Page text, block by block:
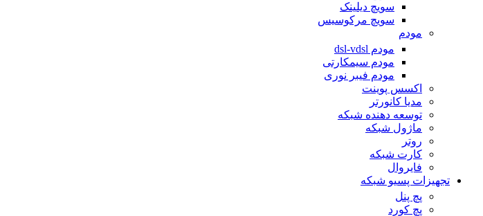
سویچ دیلینک
سویچ مرکوسیس
مودم
مودم dsl-vdsl
مودم سیمکارتی
مودم فیبر نوری
اکسس پوینت
مدیا کانورتر
توسعه دهنده شبکه
ماژول شبکه
روتر
کارت شبکه
فایروال
تجهیزات پسیو شبکه
پچ پنل
پچ کورد